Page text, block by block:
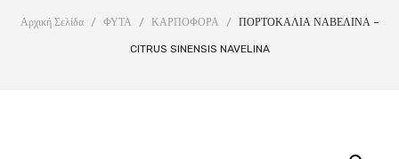
ΣΧΕΤΙΚΆ ΜΕ ΕΜΆΣ
ΕΠΙΚΟΙΝΩΝΊΑ
Αρχική Σελίδα / ΦΥΤΑ / ΚΑΡΠΟΦΟΡΑ / ΠΟΡΤΟΚΑΛΙΑ ΝΑΒΕΛΙΝΑ –
CITRUS SINENSIS NAVELINA